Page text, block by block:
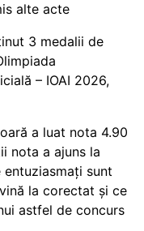
alte acte
3 medalii de
– IOAI 2026,
a luat nota 4.90
nota a ajuns la
sunt
la corectat și ce
astfel de concurs